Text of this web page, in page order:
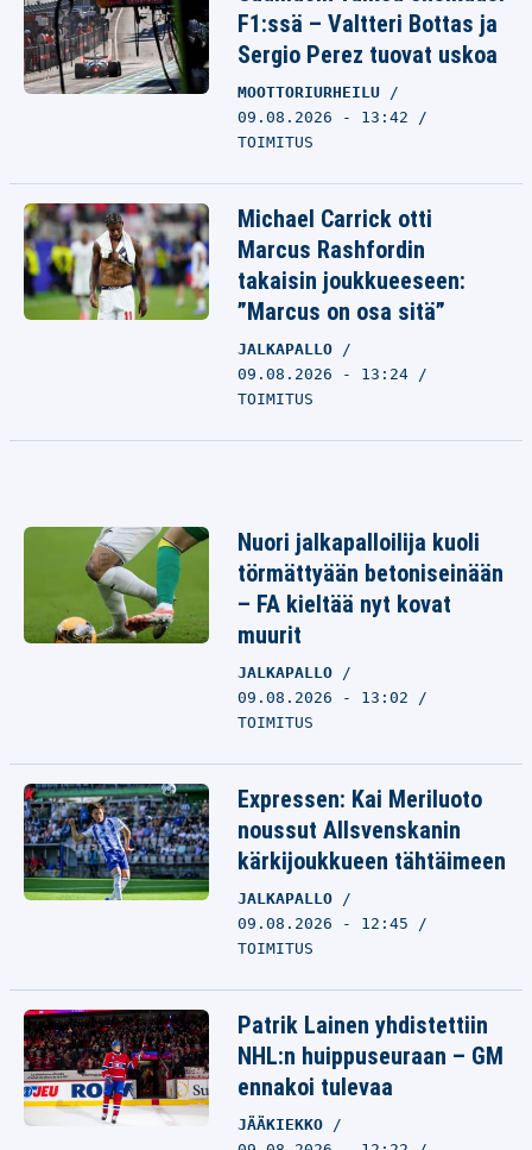
F1:ssä – Valtteri Bottas ja
Sergio Perez tuovat uskoa
MOOTTORIURHEILU
09.08.2026 - 13:42
TOIMITUS
Michael Carrick otti
Marcus Rashfordin
takaisin joukkueeseen:
”Marcus on osa sitä”
JALKAPALLO
09.08.2026 - 13:24
TOIMITUS
Nuori jalkapalloilija kuoli
törmättyään betoniseinään
– FA kieltää nyt kovat
muurit
JALKAPALLO
09.08.2026 - 13:02
TOIMITUS
Expressen: Kai Meriluoto
noussut Allsvenskanin
kärkijoukkueen tähtäimeen
JALKAPALLO
09.08.2026 - 12:45
TOIMITUS
Patrik Lainen yhdistettiin
NHL:n huippuseuraan – GM
ennakoi tulevaa
JÄÄKIEKKO